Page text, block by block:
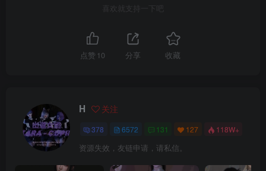
喜欢就支持一下吧
点赞 10 分享 收藏
H 关注
378 6572 131 127 118W+
资源失效，友链申请，请私信。